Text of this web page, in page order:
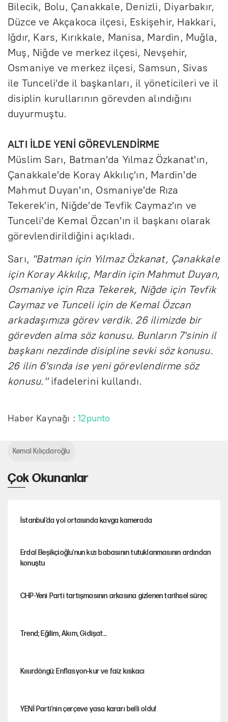
Bilecik, Bolu, Çanakkale, Denizli, Diyarbakır,
Düzce ve Akçakoca ilçesi, Eskişehir, Hakkari,
Iğdır, Kars, Kırıkkale, Manisa, Mardin, Muğla,
Muş, Niğde ve merkez ilçesi, Nevşehir,
Osmaniye ve merkez ilçesi, Samsun, Sivas
ile Tunceli'de il başkanları, il yöneticileri ve il
disiplin kurullarının görevden alındığını
duyurmuştu.
ALTI İLDE YENİ GÖREVLENDİRME
Müslim Sarı, Batman'da Yılmaz Özkanat'ın,
Çanakkale'de Koray Akkılıç'ın, Mardin'de
Mahmut Duyan'ın, Osmaniye'de Rıza
Tekerek'in, Niğde'de Tevfik Caymaz'ın ve
Tunceli'de Kemal Özcan'ın il başkanı olarak
görevlendirildiğini açıkladı.
Sarı, "Batman için Yılmaz Özkanat, Çanakkale
için Koray Akkılıç, Mardin için Mahmut Duyan,
Osmaniye için Rıza Tekerek, Niğde için Tevfik
Caymaz ve Tunceli için de Kemal Özcan
arkadaşımıza görev verdik. 26 ilimizde bir
görevden alma söz konusu. Bunların 7'sinin il
başkanı nezdinde disipline sevki söz konusu.
26 ilin 6'sında ise yeni görevlendirme söz
konusu."ifadelerini kullandı.
Haber Kaynağı :12punto
Çok Okunanlar
İstanbul’da yol ortasında kavga kamerada
Erdal Beşikçioğlu'nun kızı babasının tutuklanmasının ardından
konuştu
CHP-Yeni Parti tartışmasının arkasına gizlenen tarihsel süreç
Trend; Eğilim, Akım, Gidişat…
Kısırdöngü: Enflasyon-kur ve faiz kıskacı
YENİ Parti'nin çerçeve yasa kararı belli oldu!
Kemal Kılıçdaroğlu